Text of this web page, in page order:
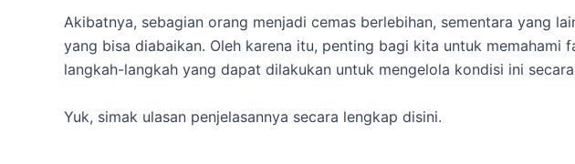
Akibatnya, sebagian orang menjadi cemas berlebihan, sementara yang
yang bisa diabaikan. Oleh karena itu, penting bagi kita untuk memahami
langkah-langkah yang dapat dilakukan untuk mengelola kondisi ini
Yuk, simak ulasan penjelasannya secara lengkap disini.